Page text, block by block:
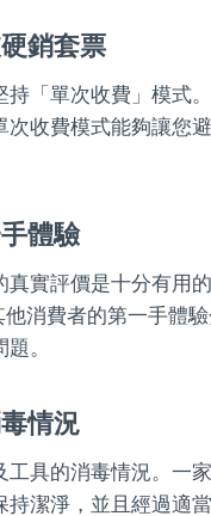
銷套票
「單次收費」模式
收費模式能夠讓您
體驗
實評價是十分有用
消費者的第一手體
。
情況
具的消毒情況。一
潔淨，並且經過適